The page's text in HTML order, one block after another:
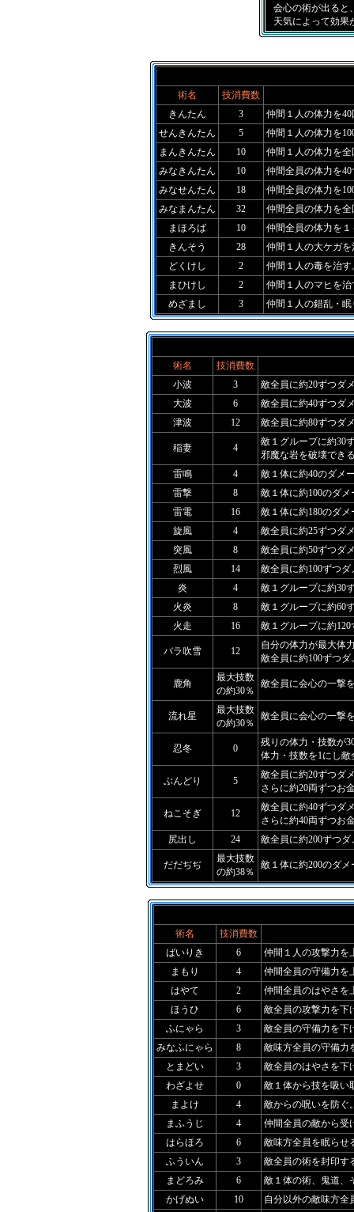
会心の術が出ると
天気によって効果
術名
技消費数
きんたん
3
仲間１人の体力を
せんきんたん
5
仲間１人の体力を
まんきんたん
10
仲間１人の体力を全
みなきんたん
10
仲間全員の体力を
みなせんたん
18
仲間全員の体力を
みなまんたん
32
仲間全員の体力を全
まほろば
10
仲間全員の体力を
きんそう
28
仲間１人の大ケガ
どくけし
2
仲間１人の毒を治す
まひけし
2
仲間１人のマヒを治
めざまし
3 仲間１人の錯乱・
術名
技消費数
小波
3
敵全員に約20ずつダ
大波
6
敵全員に約40ずつダ
津波
12 敵全員に約80ずつダ
稲妻 4
敵１グループに約30
邪魔な岩を破壊でき
雷鳴
4
敵１体に約40のダメ
雷撃
8
敵１体に約100のダ
雷電
16
敵１体に約180のダ
旋風
4
敵全員に約25ずつダ
突風
8
敵全員に約50ずつダ
烈風
14
敵全員に約100ずつ
炎
4
敵１グループに約30
火炎
8
敵１グループに約60
火走
16 敵１グループに約
バラ吹雪 12
自分の体力が最大体
敵全員に約100ずつ
鹿角
最大技数
の約30％
敵全員に会心の一撃
流れ星
最大技数
の約30％
敵全員に会心の一撃
忍冬 0
残りの体力・技数が
体力・技数を1にし
ぶんどり 5
敵全員に約20ずつダ
さらに約20両ずつお
ねこそぎ 12
敵全員に約40ずつダ
さらに約40両ずつお
尻出し
24 敵全員に約200ずつ
だだぢぢ
最大技数
の約38％
敵１体に約200のダ
術名
技消費数
ばいりき
6
仲間１人の攻撃力を
まもり
4
仲間全員の守備力を
はやて
2
仲間全員のはやさを
ほうひ
6
敵全員の攻撃力を下
ふにゃら
3
敵全員の守備力を下
みなふにゃら
8
敵味方全員の守備力
とまどい
3
敵全員のはやさを下
わざよせ
0
敵１体から技を吸い
まよけ
4
敵からの呪いを防ぐ
まふうじ
4
仲間全員の敵から受
はらほろ
6
敵味方全員を眠らせ
ふういん
3
敵全員の術を封印す
まどろみ
6
敵１体の術、鬼道、
かげぬい
10 自分以外の敵味方全